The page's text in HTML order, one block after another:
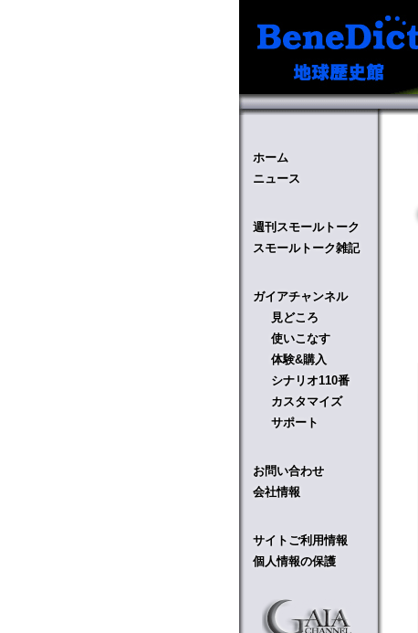
ホーム
ニュース
週刊スモールトーク
スモールトーク雑記
ガイアチャンネル
見どころ
使いこなす
体験&購入
シナリオ110番
カスタマイズ
サポート
お問い合わせ
会社情報
サイトご利用情報
個人情報の保護